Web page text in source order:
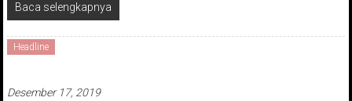
Baca selengkapnya
Headline
Desember 17, 2019